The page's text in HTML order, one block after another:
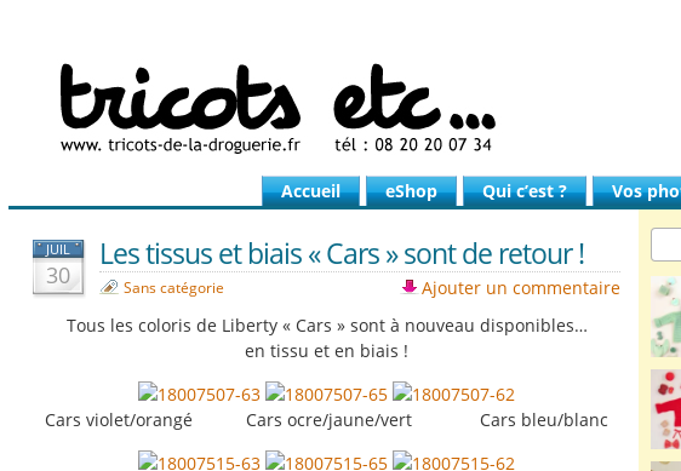
Accueil eShop Qui c’est ? Vos
JUIL
30
Les tissus et biais « Cars » sont de retour !
Sans catégorie
Ajouter un commentaire
Tous les coloris de Liberty « Cars » sont à nouveau disponibles…
en tissu et en biais !
Cars violet/orangé Cars ocre/jaune/vert Cars bleu/blanc